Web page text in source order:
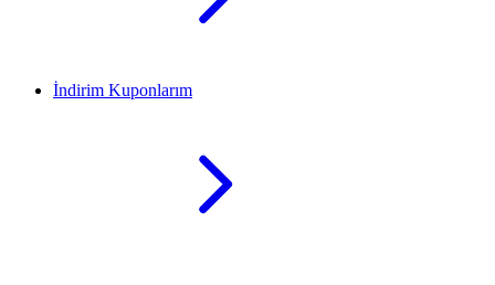
İndirim Kuponlarım